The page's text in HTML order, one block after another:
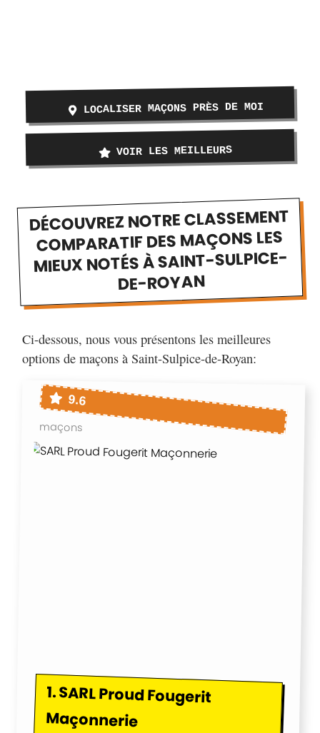
LOCALISER MAÇONS PRÈS DE MOI
VOIR LES MEILLEURS
DÉCOUVREZ NOTRE CLASSEMENT
COMPARATIF DES MAÇONS LES
MIEUX NOTÉS À SAINT-SULPICE-
DE-ROYAN
Ci-dessous, nous vous présentons les meilleures
options de maçons à Saint-Sulpice-de-Royan:
9.6
maçons
1.SARL Proud Fougerit
Maçonnerie